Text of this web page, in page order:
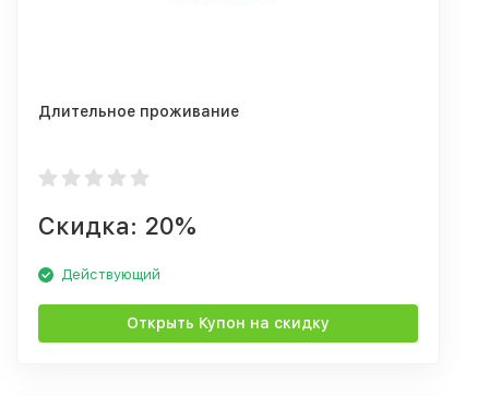
Длительное проживание
Скидка: 20%
Действующий
Открыть Купон на скидку